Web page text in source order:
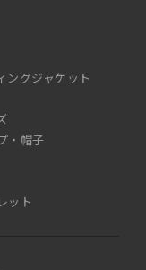
ングジャケット
・帽子
ット